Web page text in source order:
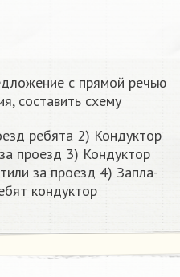
с прямой речью
составить схему
ре­бя­та 2) Кон­дук­тор
про­езд 3) Кон­дук­тор
за про­езд 4) За­пла­
кон­дук­тор​